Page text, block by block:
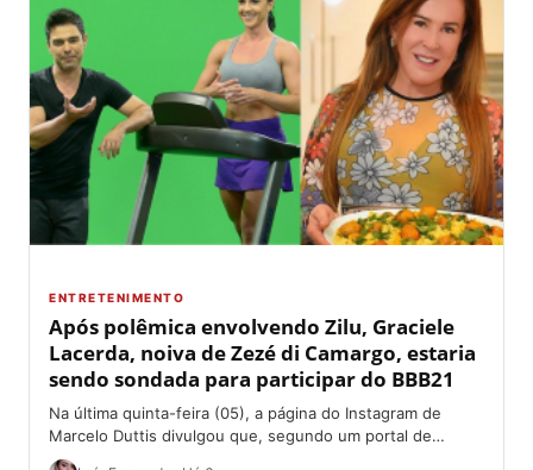
ENTRETENIMENTO
Após polêmica envolvendo Zilu, Graciele
Lacerda, noiva de Zezé di Camargo, estaria
sendo sondada para participar do BBB21
Na última quinta-feira (05), a página do Instagram de
Marcelo Duttis divulgou que, segundo um portal de
notícias, Graciele Lacerda, a noiva...